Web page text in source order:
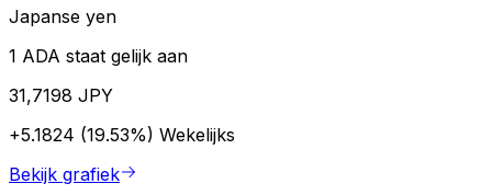
Japanse yen
1 ADA staat gelijk aan
31,7198 JPY
+5.1824 (19.53%) Wekelijks
Bekijk grafiek